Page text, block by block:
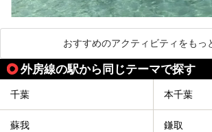
おすすめのアクティビティをもっ
外房線の駅から同じテーマで探す
千葉 本千葉
蘇我 鎌取